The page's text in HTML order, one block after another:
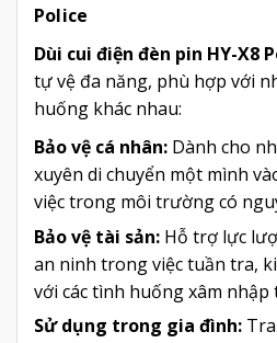
Police
Dùi cui điện đèn pin HY-X8
tự vệ đa năng, phù hợp với
huống khác nhau:
Bảo vệ cá nhân: Dành cho
xuyên di chuyển một mình
việc trong môi trường có
Bảo vệ tài sản: Hỗ trợ lực
an ninh trong việc tuần tra,
với các tình huống xâm nhập
Sử dụng trong gia đình: